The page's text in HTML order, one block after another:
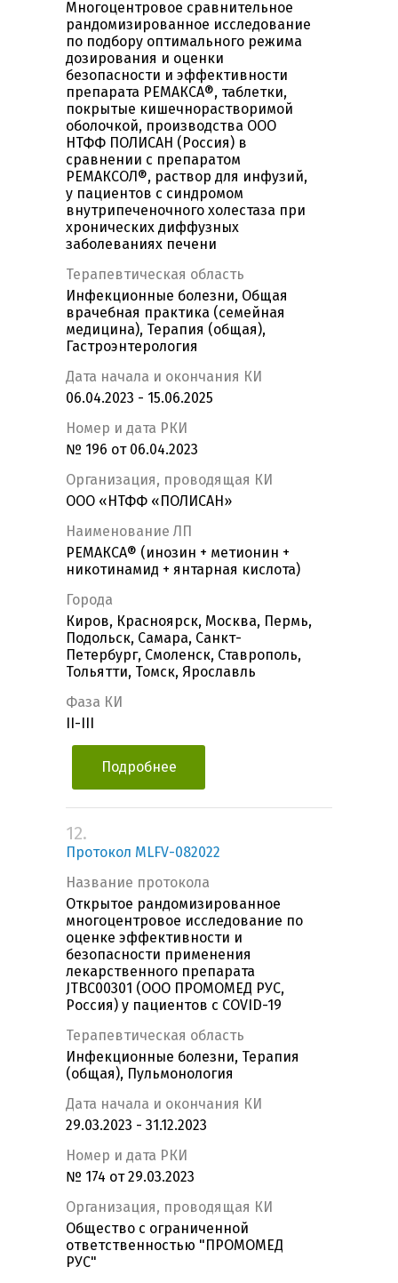
Многоцентровое сравнительное
рандомизированное исследование
по подбору оптимального режима
дозирования и оценки
безопасности и эффективности
препарата РЕМАКСА®, таблетки,
покрытые кишечнорастворимой
оболочкой, производства ООО
НТФФ ПОЛИСАН (Россия) в
сравнении с препаратом
РЕМАКСОЛ®, раствор для инфузий,
у пациентов с синдромом
внутрипеченочного холестаза при
хронических диффузных
заболеваниях печени
Терапевтическая область
Инфекционные болезни, Общая
врачебная практика (семейная
медицина), Терапия (общая),
Гастроэнтерология
Дата начала и окончания КИ
06.04.2023 - 15.06.2025
Номер и дата РКИ
№ 196 от 06.04.2023
Организация, проводящая КИ
ООО «НТФФ «ПОЛИСАН»
Наименование ЛП
РЕМАКСА® (инозин + метионин +
никотинамид + янтарная кислота)
Города
Киров, Красноярск, Москва, Пермь,
Подольск, Самара, Санкт-
Петербург, Смоленск, Ставрополь,
Тольятти, Томск, Ярославль
Фаза КИ
II-III
Подробнее
12.
Протокол MLFV-082022
Название протокола
Открытое рандомизированное
многоцентровое исследование по
оценке эффективности и
безопасности применения
лекарственного препарата
JTBC00301 (ООО ПРОМОМЕД РУС,
Россия) у пациентов с COVID-19
Терапевтическая область
Инфекционные болезни, Терапия
(общая), Пульмонология
Дата начала и окончания КИ
29.03.2023 - 31.12.2023
Номер и дата РКИ
№ 174 от 29.03.2023
Организация, проводящая КИ
Общество с ограниченной
ответственностью "ПРОМОМЕД
РУС"